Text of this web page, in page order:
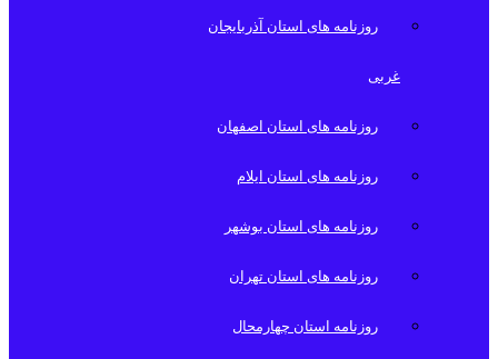
روزنامه های استان آذربایجان
غربی
روزنامه های استان اصفهان
روزنامه های استان ایلام
روزنامه های استان بوشهر
روزنامه های استان تهران
روزنامه استان چهارمحال